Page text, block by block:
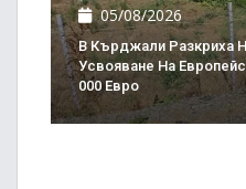
05/08/2026
В Кърджали Разкриха
Усвояване На
000 Евро